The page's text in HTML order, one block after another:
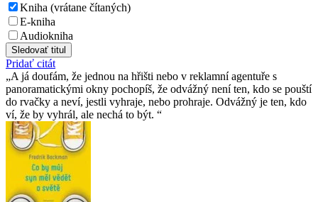
Kniha (vrátane čítaných)
E-kniha
Audiokniha
Sledovať titul
Pridať citát
A já doufám, že jednou na hřišti nebo v reklamní agentuře s
panoramatickými okny pochopíš, že odvážný není ten, kdo se pouští
do rvačky a neví, jestli vyhraje, nebo prohraje. Odvážný je ten, kdo
ví, že by vyhrál, ale nechá to být.